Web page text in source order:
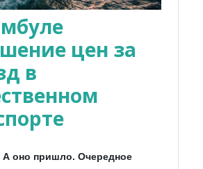
цен за
в
А оно пришло. Очередное